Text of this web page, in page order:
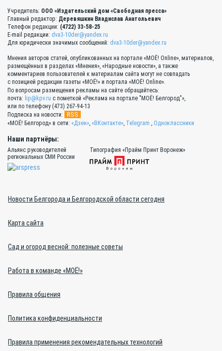
Учредитель: ООО «Издательский дом «Свободная пресса»
Главный редактор: Деревяшкин Владислав Анатольевич
Телефон редакции: (4722) 33-58-25
E-mail редакции: dva3-10der@yandex.ru
Для юридически значимых сообщений: dva3-10der@yandex.ru
Мнения авторов статей, опубликованных на портале «МОЁ! Online», материалов,
размещённых в разделах «Мнения», «Народные новости», а также
комментариев пользователей к материалам сайта могут не совпадать
с позицией редакции газеты «МОЁ!» и портала «МОЁ! Online».
По вопросам размещения рекламы на сайте обращайтесь:
почта: lip@kpv.ru с пометкой «Реклама на портале "МОЁ! Белгород"»,
или по телефону (473) 267-94-13
Подписка на новости:
RSS
«МОЁ! Белгород» в сети: «Дзен», «ВКонтакте», Telegram , Одноклассники
Наши партнёры:
Альянс руководителей
региональных СМИ России
Типография «Прайм Принт Воронеж»
Новости Белгорода и Белгородской области сегодня
Карта сайта
Сад и огород весной: полезные советы
Работа в команде «МОЁ!»
Правила общения
Политика конфиденциальности
Правила применения рекомендательных технологий